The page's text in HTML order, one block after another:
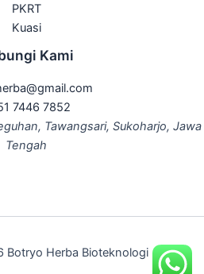
PKRT
Kuasi
Kami
7446 7852
Tawangsari, Sukoharjo, Jawa
Tengah
Herba Bioteknologi